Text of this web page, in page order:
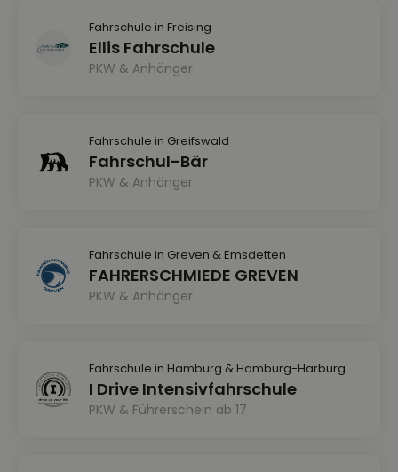
Fahrschule in Freising
Ellis Fahrschule
PKW & Anhänger
Fahrschule in Greifswald
Fahrschul-Bär
PKW & Anhänger
Fahrschule in Greven & Emsdetten
FAHRERSCHMIEDE GREVEN
PKW & Anhänger
Fahrschule in Hamburg & Hamburg-Harburg
I Drive Intensivfahrschule
PKW & Führerschein ab 17